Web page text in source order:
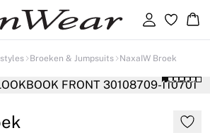
Inloggen
Broeken & Jumpsuits NaxaIW Broek